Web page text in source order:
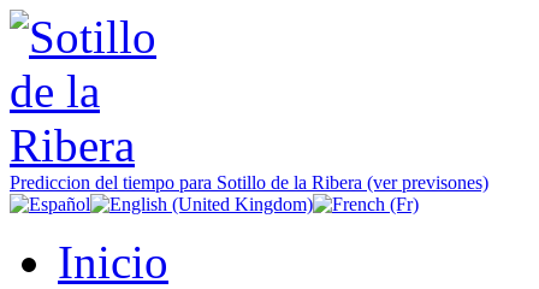
Prediccion del tiempo para Sotillo de la Ribera (ver previsones)
Inicio